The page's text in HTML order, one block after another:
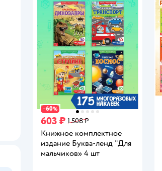
−60%
603 ₽ 1 508 ₽
Книжное комплектное
издание Буква-ленд "Для
мальчиков» 4 шт